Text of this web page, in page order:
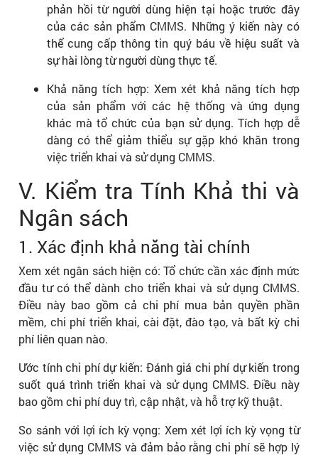
phản hồi từ người dùng hiện tại hoặc trước đây
của các sản phẩm CMMS. Những ý kiến này có
thể cung cấp thông tin quý báu về hiệu suất và
sự hài lòng từ người dùng thực tế.
Khả năng tích hợp: Xem xét khả năng tích hợp
của sản phẩm với các hệ thống và ứng dụng
khác mà tổ chức của bạn sử dụng. Tích hợp dễ
dàng có thể giảm thiểu sự gặp khó khăn trong
việc triển khai và sử dụng CMMS.
V. Kiểm tra Tính Khả thi và
Ngân sách
1. Xác định khả năng tài chính
Xem xét ngân sách hiện có: Tổ chức cần xác định mức
đầu tư có thể dành cho triển khai và sử dụng CMMS.
Điều này bao gồm cả chi phí mua bản quyền phần
mềm, chi phí triển khai, cài đặt, đào tạo, và bất kỳ chi
phí liên quan nào.
Ước tính chi phí dự kiến: Đánh giá chi phí dự kiến trong
suốt quá trình triển khai và sử dụng CMMS. Điều này
bao gồm chi phí duy trì, cập nhật, và hỗ trợ kỹ thuật.
So sánh với lợi ích kỳ vọng: Xem xét lợi ích kỳ vọng từ
việc sử dụng CMMS và đảm bảo rằng chi phí sẽ hợp lý